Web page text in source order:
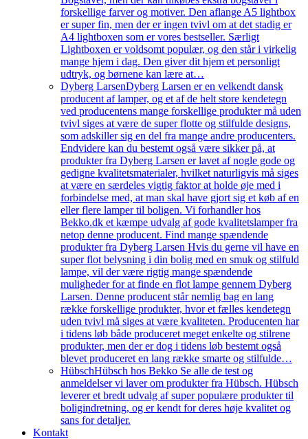
forskellige farver og motiver. Den aflange A5 lightbox
er super fin, men der er ingen tvivl om at det stadig er
A4 lightboxen som er vores bestseller. Særligt
Lightboxen er voldsomt populær, og den står i virkelig
mange hjem i dag. Den giver dit hjem et personligt
udtryk, og børnene kan lære at…
Dyberg LarsenDyberg Larsen er en velkendt dansk
producent af lamper, og et af de helt store kendetegn
ved producentens mange forskellige produkter må uden
tvivl siges at være de super flotte og stilfulde designs,
som adskiller sig en del fra mange andre producenters.
Endvidere kan du bestemt også være sikker på, at
produkter fra Dyberg Larsen er lavet af nogle gode og
gedigne kvalitetsmaterialer, hvilket naturligvis må siges
at være en særdeles vigtig faktor at holde øje med i
forbindelse med, at man skal have gjort sig et køb af en
eller flere lamper til boligen. Vi forhandler hos
Bekko.dk et kæmpe udvalg af gode kvalitetslamper fra
netop denne producent. Find mange spændende
produkter fra Dyberg Larsen Hvis du gerne vil have en
super flot belysning i din bolig med en smuk og stilfuld
lampe, vil der være rigtig mange spændende
muligheder for at finde en flot lampe gennem Dyberg
Larsen. Denne producent står nemlig bag en lang
række forskellige produkter, hvor et fælles kendetegn
uden tvivl må siges at være kvaliteten. Producenten har
i tidens løb både produceret meget enkelte og stilrene
produkter, men der er dog i tidens løb bestemt også
blevet produceret en lang række smarte og stilfulde…
HübschHübsch hos Bekko Se alle de test og
anmeldelser vi laver om produkter fra Hübsch. Hübsch
leverer et bredt udvalg af super populære produkter til
boligindretning, og er kendt for deres høje kvalitet og
sans for detaljer.
Kontakt